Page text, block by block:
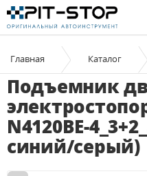
Главная Каталог
Подъемник
N4120BE-
синий/серый)